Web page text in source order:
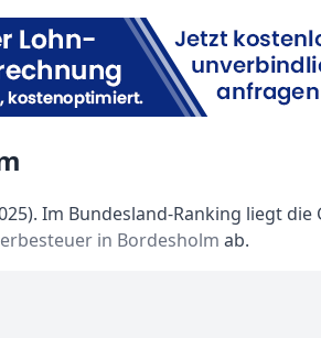
Im Bundesland-Ranking liegt die
in Bordesholm ab.